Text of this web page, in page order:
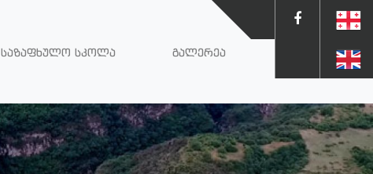
საზაფხულო სკოლა გალერეა